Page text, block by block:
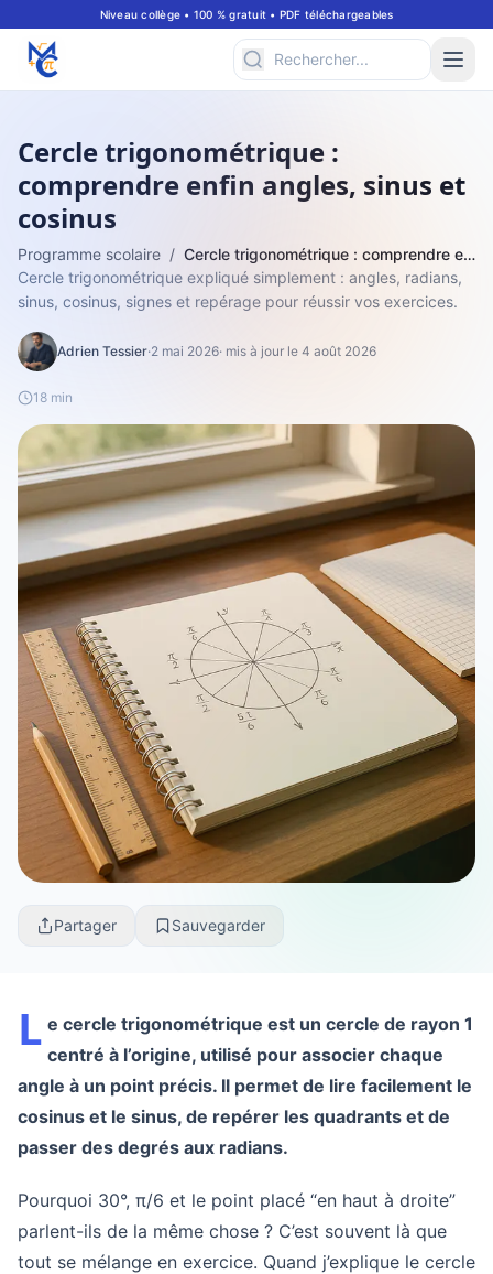
Niveau collège • 100 % gratuit • PDF téléchargeables
Cercle trigonométrique :
comprendre enfin angles, sinus et
cosinus
Programme scolaire /
Cercle trigonométrique : comprendre enfin angles, sinus et cosinus
Cercle trigonométrique expliqué simplement : angles, radians,
sinus, cosinus, signes et repérage pour réussir vos exercices.
Adrien Tessier·2 mai 2026· mis à jour le 4 août 2026
18 min
Partager Sauvegarder
L e cercle trigonométrique est un cercle de rayon 1
centré à l’origine, utilisé pour associer chaque
angle à un point précis. Il permet de lire facilement le
cosinus et le sinus, de repérer les quadrants et de
passer des degrés aux radians.
Pourquoi 30°, π/6 et le point placé “en haut à droite”
parlent-ils de la même chose ? C’est souvent là que
tout se mélange en exercice. Quand j’explique le cercle